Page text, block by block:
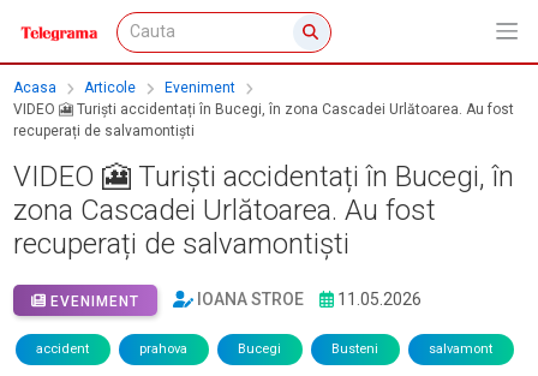
Acasa Articole
Eveniment
VIDEO 🎦 Turiști accidentați în Bucegi, în zona Cascadei Urlătoarea. Au fost
recuperați de salvamontiști
VIDEO 🎦 Turiști accidentați în Bucegi, în
zona Cascadei Urlătoarea. Au fost
recuperați de salvamontiști
EVENIMENT IOANA STROE 11.05.2026
accident prahova Bucegi Busteni salvamont